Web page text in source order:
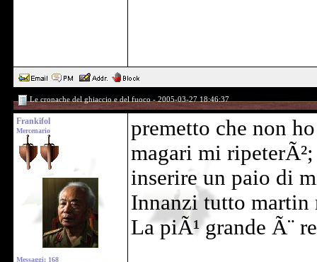
Le cronache del ghiaccio e del fuoco - 2005-03-27 18:46:37
Frankifol
Mercenario
Messaggi: 168
premetto che non
magari mi
inserire un paio di
Innanzi tutto martin
La piÃ¹ grande Ã¨